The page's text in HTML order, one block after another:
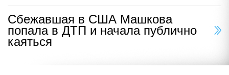
Сбежавшая в США Машкова
попала в ДТП и начала публично
каяться